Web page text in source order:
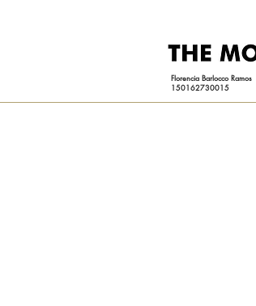
Florencia Barlocco Ramos
150162730015